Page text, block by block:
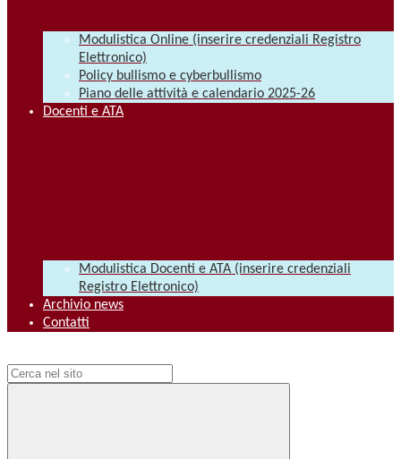
Modulistica Online (inserire credenziali Registro
Elettronico)
Policy bullismo e cyberbullismo
Piano delle attività e calendario 2025-26
Docenti e ATA
Modulistica Docenti e ATA (inserire credenziali
Registro Elettronico)
Archivio news
Contatti